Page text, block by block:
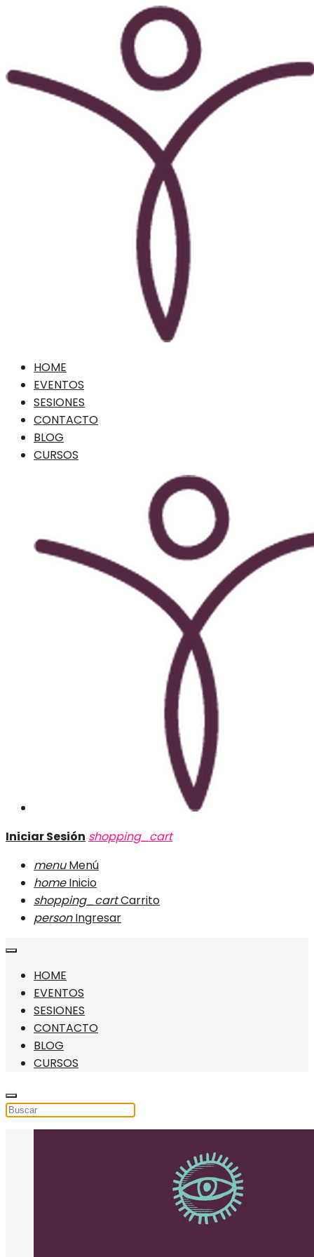
HOME
EVENTOS
SESIONES
CONTACTO
BLOG
CURSOS
Iniciar Sesión shopping_cart
menu Menú
home Inicio
shopping_cartCarrito
person Ingresar
HOME
EVENTOS
SESIONES
CONTACTO
BLOG
CURSOS